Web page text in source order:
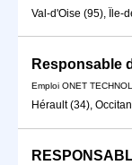
Val-d'Oise (95), Île-
Responsable
Emploi ONET
Hérault (34),